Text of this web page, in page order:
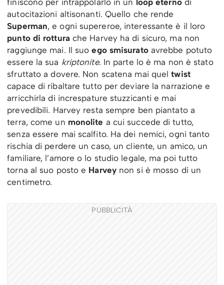
finiscono per intrappolarlo in un loop eterno di
autocitazioni altisonanti. Quello che rende
Superman, e ogni supereroe, interessante è il loro
punto di rottura che Harvey ha di sicuro, ma non
raggiunge mai. Il suoego smisuratoavrebbe potuto
essere la sua kriptonite. In parte lo è ma non è stato
sfruttato a dovere. Non scatena mai queltwist
capace di ribaltare tutto per deviare la narrazione e
arricchirla di increspature stuzzicanti e mai
prevedibili. Harvey resta sempre ben piantato a
terra, come un monolite a cui succede di tutto,
senza essere mai scalfito. Ha dei nemici, ogni tanto
rischia di perdere un caso, un cliente, un amico, un
familiare, l’amore o lo studio legale, ma poi tutto
torna al suo posto e Harvey non si è mosso di un
centimetro.
PUBBLICITÀ